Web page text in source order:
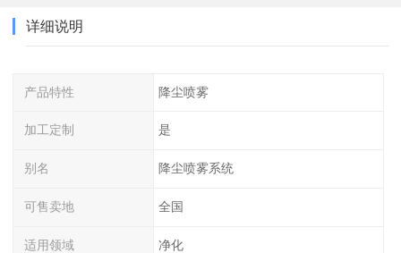
详细说明
产品特性 降尘喷雾
加工定制 是
别名 降尘喷雾系统
可售卖地 全国
适用领域 净化